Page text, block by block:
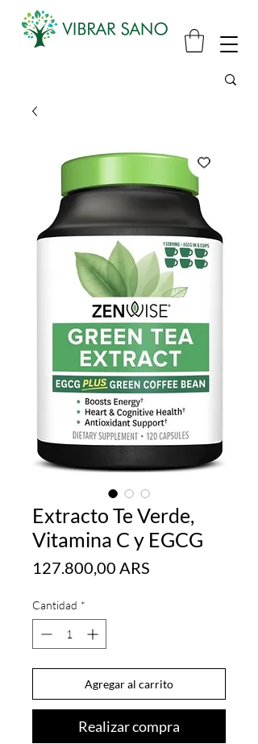
Extracto Te Verde,
Vitamina C y EGCG
127.800,00 ARS
Cantidad *
Agregar al carrito
Realizar compra